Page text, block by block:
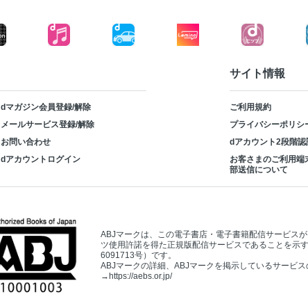
dマガジン会員登録/解除
メールサービス登録/解除
お問い合わせ
dアカウントログイン
サイト情報
ご利用規約
プライバシーポリシ
dアカウント2段階認
お客さまのご利用端
部送信について
ABJマークは、この電子書店・電子書籍配信サービス
ツ使用許諾を得た正規版配信サービスであることを示
6091713号）です。
ABJマークの詳細、ABJマークを掲示しているサービス
→ https://aebs.or.jp/